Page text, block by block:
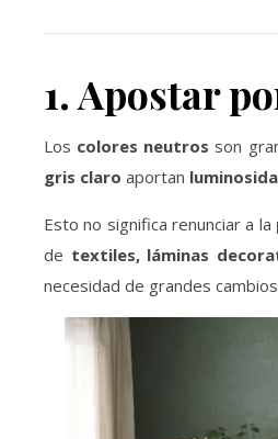
1. Apostar
Los colores neutros son
gris claro aportan
Esto no significa renunciar a la
de textiles, láminas
necesidad de grandes